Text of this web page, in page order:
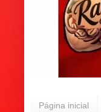
Página inicial